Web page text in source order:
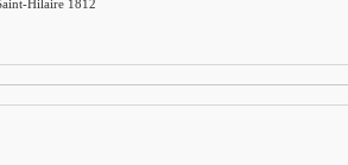
Hilaire 1812